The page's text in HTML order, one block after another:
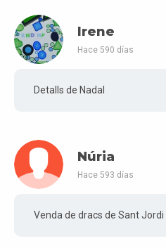
Irene
Hace 590 días
Detalls de Nadal
Núria
Hace 593 días
Venda de dracs de Sant Jordi